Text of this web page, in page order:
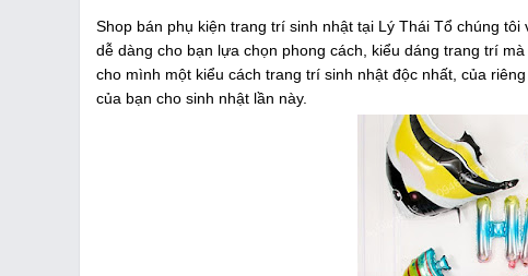
Shop bán phụ kiện trang trí sinh nhật tại Lý Thái Tổ chúng
dễ dàng cho bạn lựa chọn phong cách, kiểu dáng trang trí
cho mình một kiểu cách trang trí sinh nhật độc nhất, của
của bạn cho sinh nhật lần này.